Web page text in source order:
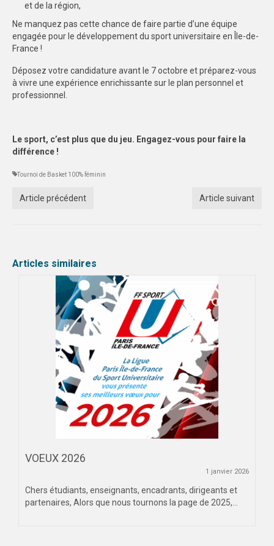
et de la région,
Ne manquez pas cette chance de faire partie d’une équipe
engagée pour le développement du sport universitaire en Île-de-
France !
Déposez votre candidature avant le 7 octobre et préparez-vous
à vivre une expérience enrichissante sur le plan personnel et
professionnel.
Le sport, c’est plus que du jeu. Engagez-vous pour faire la
différence !
Tournoi de Basket 100% féminin
Article précédent Article suivant
Articles similaires
VOEUX 2026
1 janvier 2026
Chers étudiants, enseignants, encadrants, dirigeants et
partenaires, Alors que nous tournons la page de 2025,...